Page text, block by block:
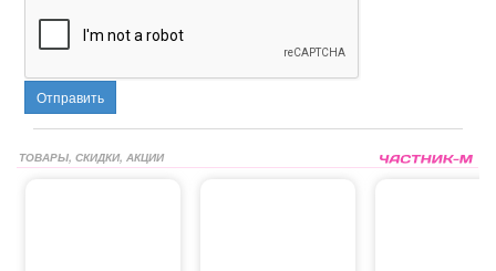
Отправить
ТОВАРЫ, СКИДКИ, АКЦИИ